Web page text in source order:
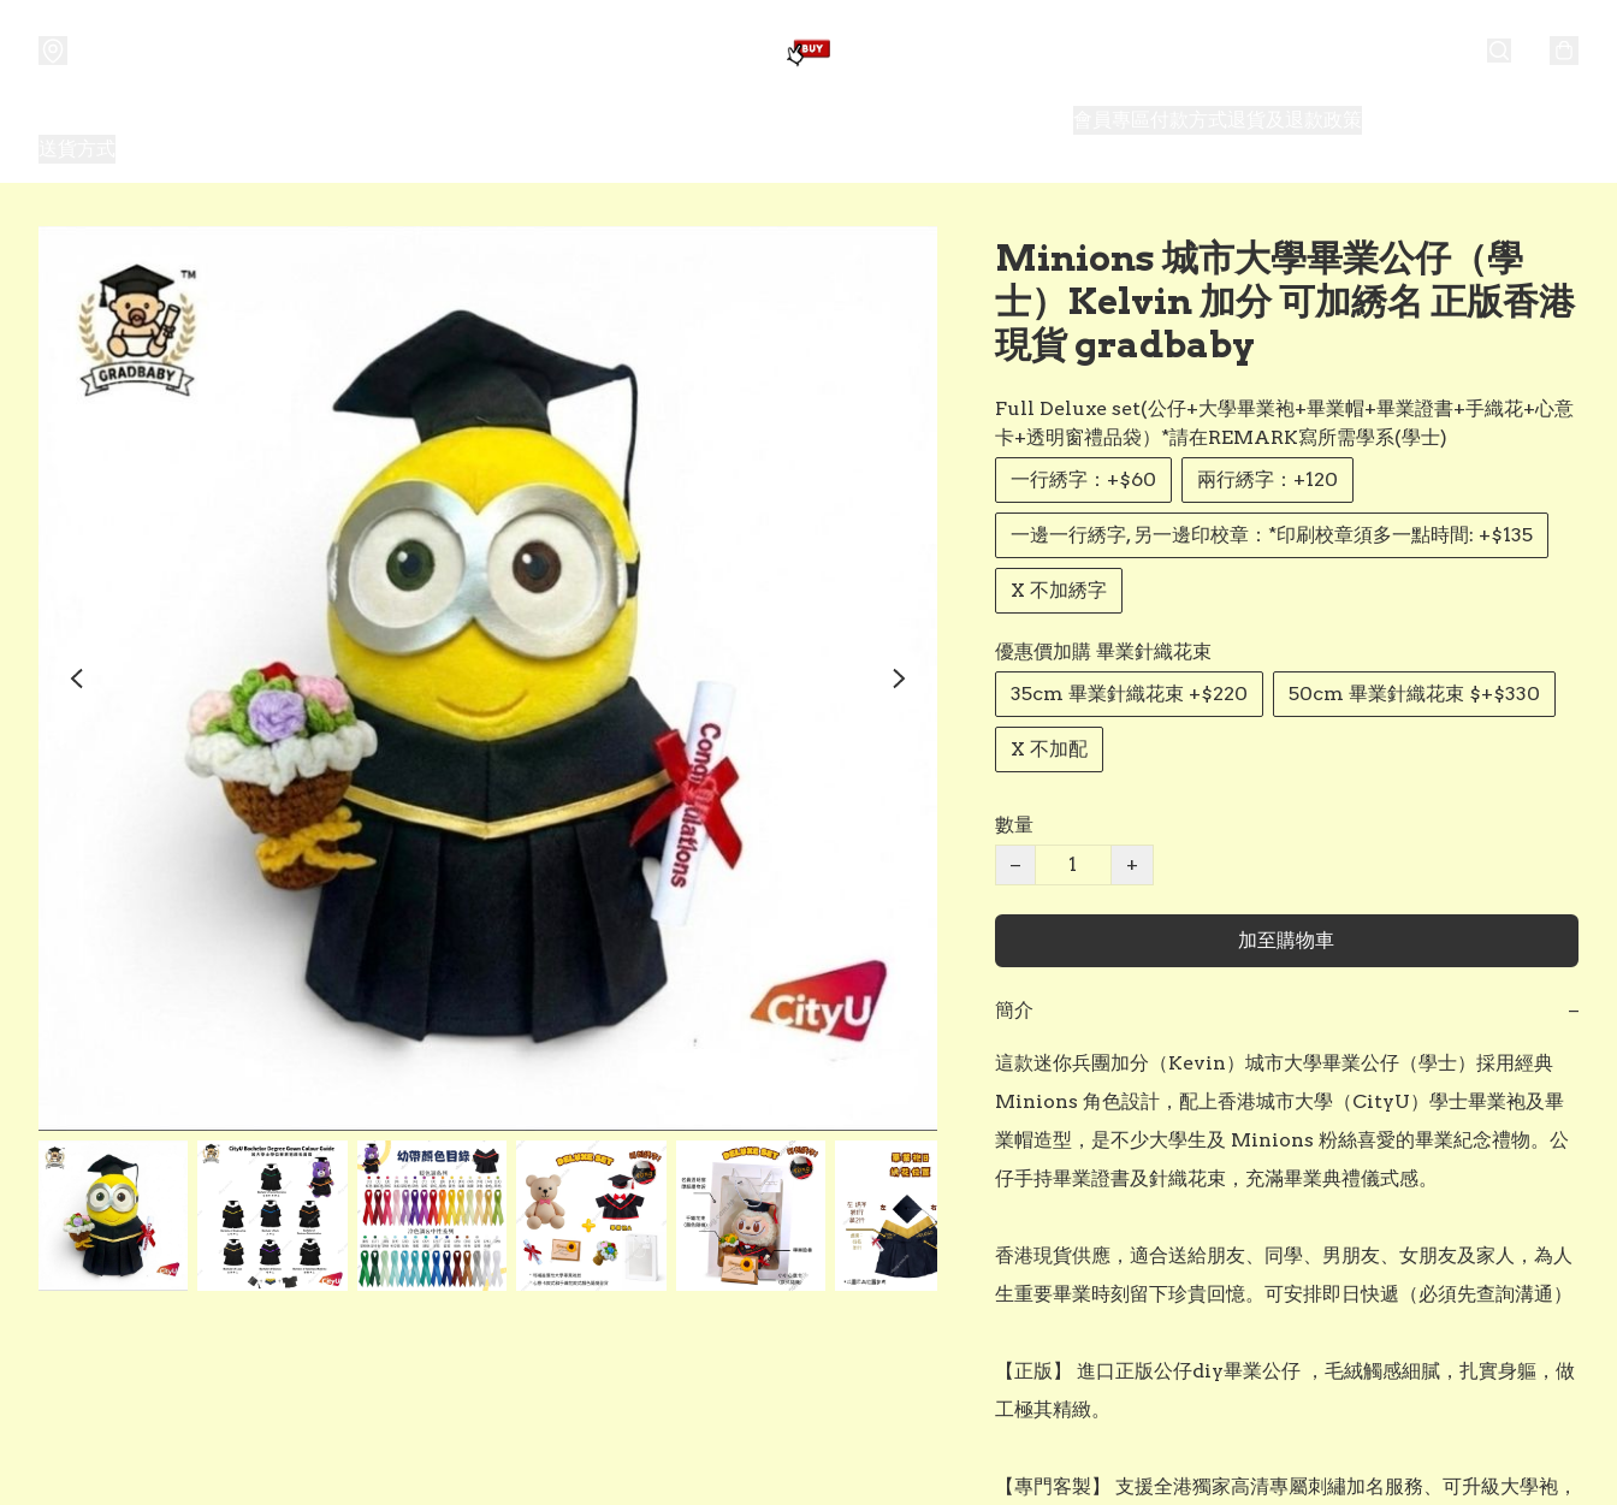
Minions 城市大學畢業公仔（學
士）Kelvin 加分 可加綉名 正版香港
現貨 gradbaby
Full Deluxe set(公仔+大學畢業袍+畢業帽+畢業證書+手織花+心意
卡+透明窗禮品袋）*請在REMARK寫所需學系(學士)
一行綉字：+$60
兩行綉字：+120
一邊一行綉字, 另一邊印校章：*印刷校章須多一點時間: +$135
X 不加綉字
優惠價加購 畢業針織花束
35cm 畢業針織花束 +$220
50cm 畢業針織花束 $+$330
X 不加配
數量
−
+
加至購物車
簡介 −
這款迷你兵團加分（Kevin）城市大學畢業公仔（學士）採用經典
Minions 角色設計，配上香港城市大學（CityU）學士畢業袍及畢
業帽造型，是不少大學生及 Minions 粉絲喜愛的畢業紀念禮物。公
仔手持畢業證書及針織花束，充滿畢業典禮儀式感。
香港現貨供應，適合送給朋友、同學、男朋友、女朋友及家人，為人
生重要畢業時刻留下珍貴回憶。可安排即日快遞（必須先查詢溝通）
​【正版】 進口正版公仔diy畢業公仔 ，毛絨觸感細膩，扎實身軀，做
工極其精緻。
​【專門客製】 支援全港獨家高清專屬刺繡加名服務、可升級大學袍，